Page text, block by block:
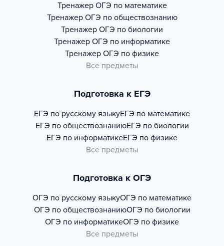
Тренажер ОГЭ по математике
Тренажер ОГЭ по обществознанию
Тренажер ОГЭ по биологии
Тренажер ОГЭ по информатике
Тренажер ОГЭ по физике
Все предметы
Подготовка к ЕГЭ
ЕГЭ по русскому языкуЕГЭ по математике
ЕГЭ по обществознаниюЕГЭ по биологии
ЕГЭ по информатикеЕГЭ по физике
Все предметы
Подготовка к ОГЭ
ОГЭ по русскому языкуОГЭ по математике
ОГЭ по обществознаниюОГЭ по биологии
ОГЭ по информатикеОГЭ по физике
Все предметы